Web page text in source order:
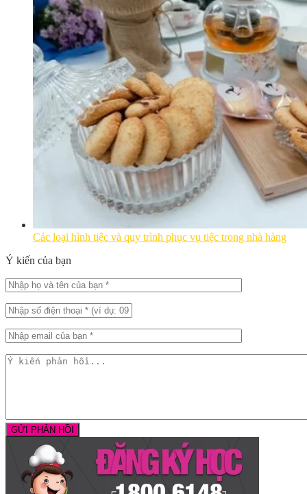
Các loại hình tiệc và quy trình phục vụ tiệc trong nhà hàng
Ý kiến của bạn